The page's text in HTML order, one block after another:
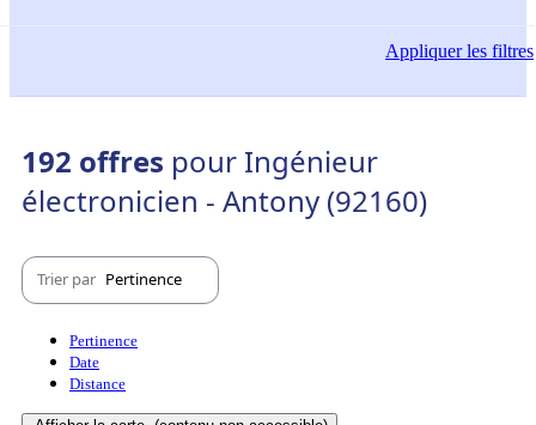
Appliquerles filtres
192 offres pour Ingénieur
électronicien - Antony (92160)
Trier par Pertinence
Pertinence
Date
Distance